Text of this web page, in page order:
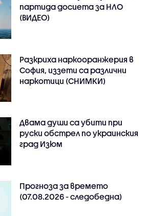
партида досиета за НЛО
(ВИДЕО)
Разкриха наркооранжерия в
София, иззети са различни
наркотици (СНИМКИ)
Двама души са убити при
руски обстрeл по украинския
град Изюм
Прогноза за времето
(07.08.2026 - следобедна)